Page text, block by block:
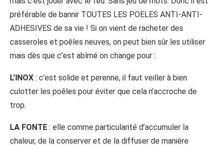
préférable de bannir TOUTES LES POELES ANTI-ANTI-
ADHESIVES de sa vie ! Si on vient de racheter des
casseroles et poêles neuves, on peut bien sûr les utiliser
mais dès que c’est abîmé on change pour :
L’INOX : c’est solide et perenne, il faut veiller à bien
culotter les poêles pour éviter que cela n’accroche de
trop.
LA FONTE : elle comme particularité d’accumuler la
chaleur, de la conserver et de la diffuser de manière